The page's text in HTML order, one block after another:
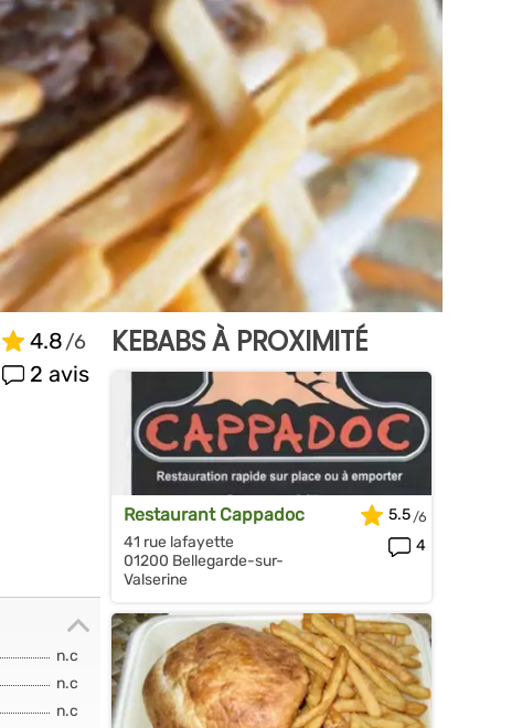
4.8
2 avis
n.c
n.c
n.c
KEBABS À PROXIMITÉ
Restaurant Cappadoc
41 rue lafayette
01200 Bellegarde-sur-
Valserine
5.5
4